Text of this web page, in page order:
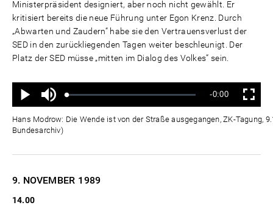
Ministerpräsident designiert, aber noch nicht gewählt. Er
kritisiert bereits die neue Führung unter Egon Krenz. Durch
„Abwarten und Zaudern“ habe sie den Vertrauensverlust der
SED in den zurückliegenden Tagen weiter beschleunigt. Der
Platz der SED müsse „mitten im Dialog des Volkes“ sein.
Wiedergabe
Ton
aus
Geladen:
Status:
Verbleibende
Zeit
-0:00 Vollbild
Hans Modrow: Die Wende ist von der Straße ausgegangen, ZK-Tagung,
Bundesarchiv)
9. NOVEMBER 1989
14.00